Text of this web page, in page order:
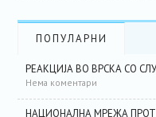
ПОПУЛАРНИ
РЕАКЦИЈА ВО ВРСКА СО
Нема коментари
НАЦИОНАЛНА МРЕЖА